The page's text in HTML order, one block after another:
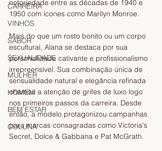
CARREIRA
VINHOS
SABOR
SEXUALIDADE
MULHER
HOMEM
BEM ESTAR
COLUNA
notoriedade entre as décadas de 1940 e
1950 com ícones como Marilyn Monroe.
Mais do que um rosto bonito ou um corpo
escultural, Alana se destaca por sua
personalidade cativante e profissionalismo
irrepreensível. Sua combinação única de
sensualidade natural e elegância refinada
chamou a atenção de grifes de luxo logo
nos primeiros passos da carreira. Desde
então, a modelo protagonizou campanhas
para marcas consagradas como Victoria's
Secret, Dolce & Gabbana e Pat McGrath.